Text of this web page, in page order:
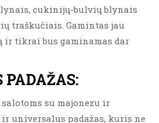
cukinijų-bulvių blynais
traškučiais. Gamintas jau
ir tikrai bus gaminamas dar
su majonezu ir
universalus padažas, kuris ne